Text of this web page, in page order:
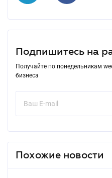
Подпишитесь на
Получайте по понедельникам
бизнеса
Похожие новости